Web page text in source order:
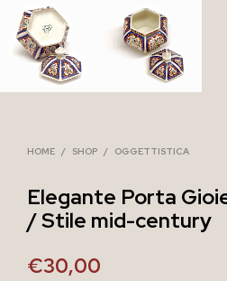
HOME / SHOP / OGGETTISTICA
Elegante Porta
/ Stile mid-century
€30,00